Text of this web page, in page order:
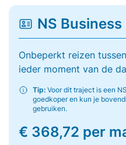
NS
Onbeperkt reizen
ieder moment van de
Tip: Voor dit traject is een
goedkoper en kun je
gebruiken.
€ 368,72 per